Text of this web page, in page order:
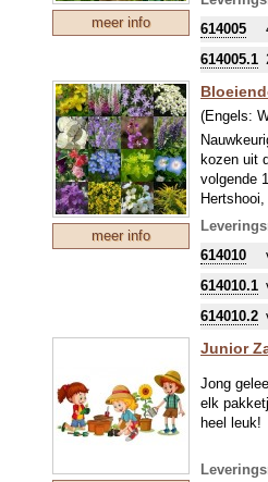
meer info
614005
614005.1
meer info
(Engels:
kozen uit
volgende
De
614010
614010.1
614010.2
Junior
Jong
elk
heel leuk!